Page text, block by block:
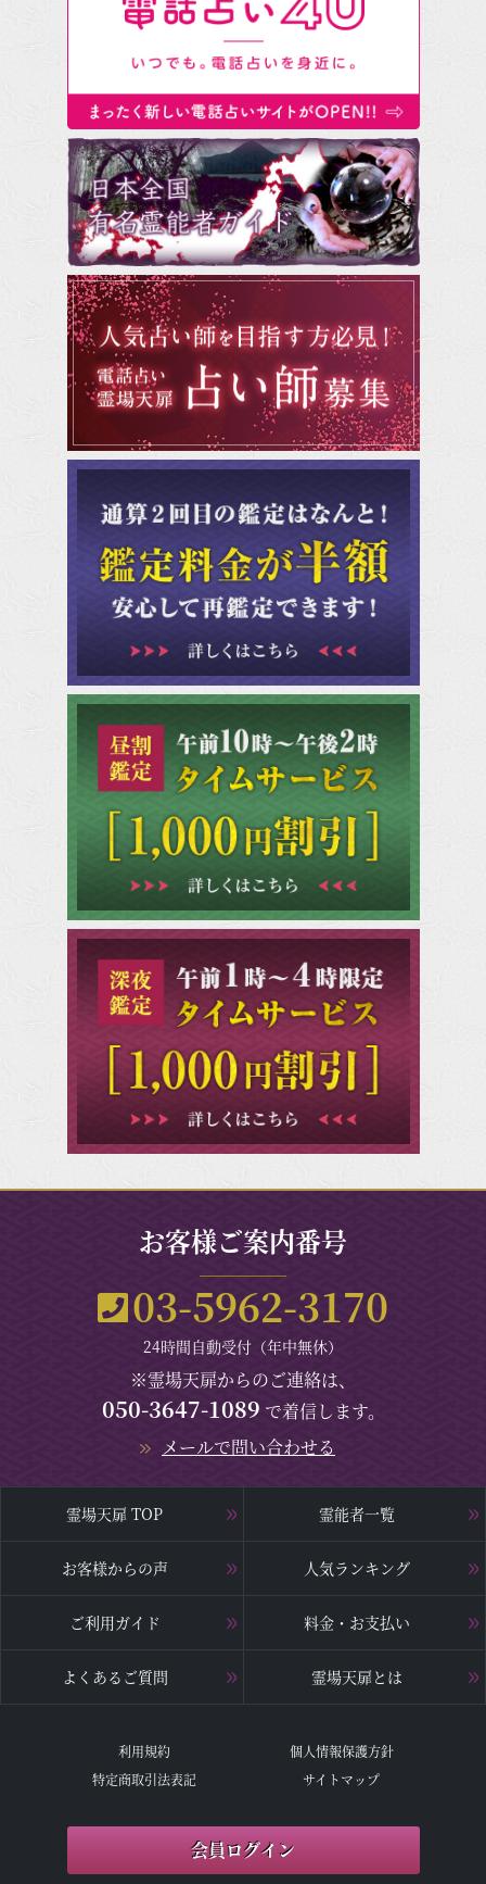
お客様ご案内番号
03-5962-3170
24時間自動受付（年中無休）
※霊場天扉からのご連絡は、
050-3647-1089 で着信します。
メールで問い合わせる
霊場天扉 TOP 霊能者一覧
お客様からの声 人気ランキング
ご利用ガイド 料金・お支払い
よくあるご質問 霊場天扉とは
利用規約
特定商取引法表記
個人情報保護方針
サイトマップ
会員ログイン